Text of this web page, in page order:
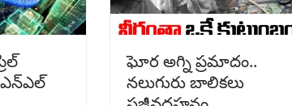
ఘోర అగ్ని ప్రమాదం..
నలుగురు బాలికలు